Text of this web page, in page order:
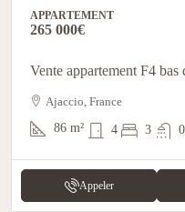
APPARTEMENT
265 000€
Vente appartement F4
Ajaccio, France
86 m² 4 3 0
Appeler